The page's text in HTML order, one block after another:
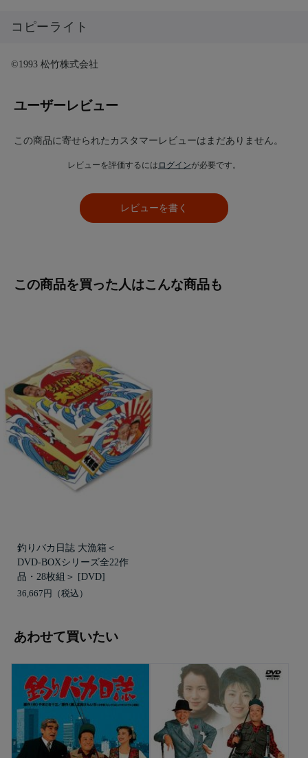
コピーライト
©1993 松竹株式会社
ユーザーレビュー
この商品に寄せられたカスタマーレビューはまだありません。
レビューを評価するには ログインが必要です。
レビューを書く
この商品を買った人はこんな商品も
釣りバカ日誌 大漁箱＜
DVD-BOXシリーズ全22作
品・28枚組＞ [DVD]
36,667円
あわせて買いたい